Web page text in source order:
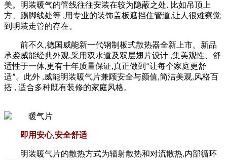
美。明装暖气的管线往往安装在较为隐蔽之处, 比如吊顶上
方、踢脚线处等 ,用专业的装饰盖板遮挡住管道,让人很难察觉
到明装走管的存在。
前不久,德国威能新一代钢制板式散热器全新上市。新品
承袭威能经典外观,采用双水道及双层翅片设计 ,集美观性、舒
适性于一体,更有十年质量保证,真正做到“让每个家庭更舒
适”。此外 ,威能明装暖气片兼顾安全与颜值,简洁美观,风格百
搭 , 适合多种既有装修的家庭风格。
即用安心,安全舒适
明装暖气片的散热方式为辐射散热和对流散热,内部循环